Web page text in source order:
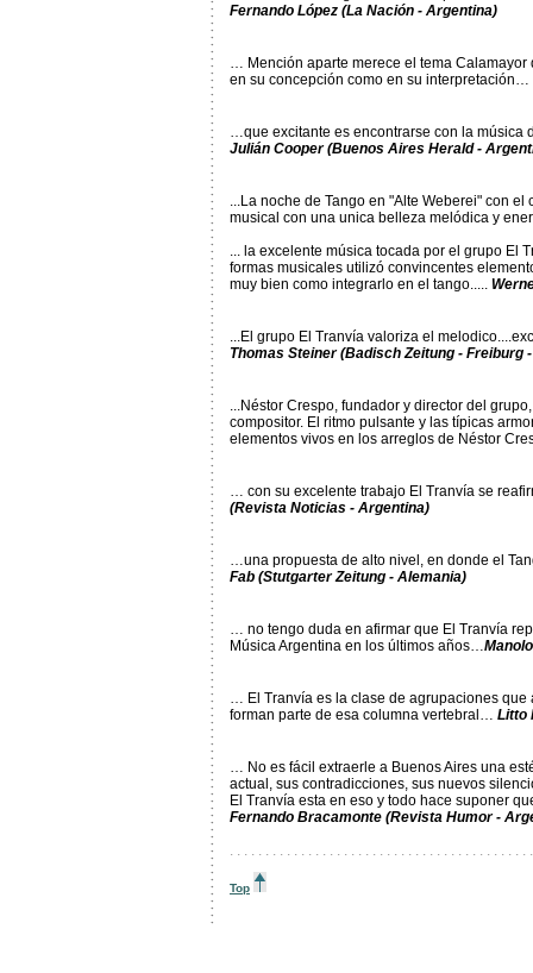
Fernando López (La Nación - Argentina)
… Mención aparte merece el tema
en su concepción como en su interpretación…
…que excitante es encontrarse con la
Julián Cooper (Buenos Aires Herald -
...La noche de Tango en "Alte Weberei" con
musical con una unica belleza melódica y
... la excelente música tocada por el grupo El
formas musicales utilizó convincentes
muy bien como integrarlo en el tango.....
...El grupo El Tranvía valoriza el
Thomas Steiner (Badisch Zeitung - Freiburg
...Néstor Crespo, fundador y director del
compositor. El ritmo pulsante y las típicas
elementos vivos en los arreglos de Néstor
… con su excelente trabajo El Tranvía se
(Revista Noticias - Argentina)
…una propuesta de alto nivel, en donde el
Fab (Stutgarter Zeitung - Alemania)
… no tengo duda en afirmar que El Tranvía
Música Argentina en los últimos años…
… El Tranvía es la clase de agrupaciones
forman parte de esa columna vertebral… Litto
… No es fácil extraerle a Buenos Aires una
actual, sus contradicciones, sus nuevos
El Tranvía esta en eso y todo hace suponer
Fernando Bracamonte (Revista Humor -
. . . . . . . . . . . . . . . . . . . . . . . . . . . . . . . . . . . . . . . . .
Top